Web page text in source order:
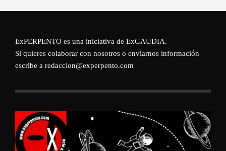
ExPERPENTO es una iniciativa de ExGAUDIA.
Si quieres colaborar con nosotros o enviarnos información
escribe a redaccion@experpento.com